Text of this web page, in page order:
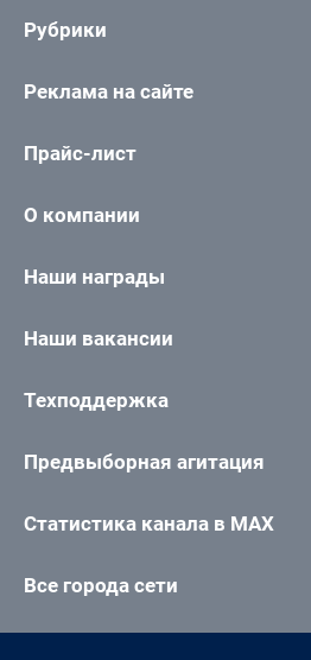
Рубрики
Реклама на сайте
Прайс-лист
О компании
Наши награды
Наши вакансии
Техподдержка
Предвыборная агитация
Статистика канала в MAX
Все города сети